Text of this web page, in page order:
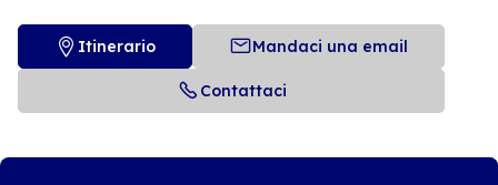
Itinerario Mandaci una email
Contattaci